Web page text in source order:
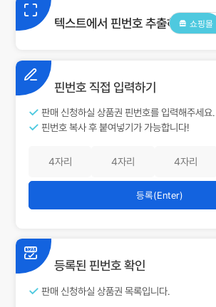
텍스트에서 핀번호 추출하기 쇼핑몰
핀번호 직접 입력하기
판매 신청하실 상품권 핀번호를 입력해주세요.
핀번호 복사 후 붙여넣기가 가능합니다!
등록(Enter)
등록된 핀번호 확인
판매 신청하실 상품권 목록입니다.